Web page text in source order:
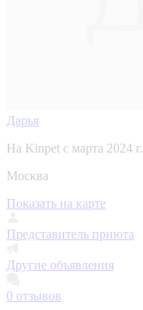
Дарья
На Kinpet c марта 2024 г.
Москва
Показать на карте
Представитель приюта
Другие объявления
0 отзывов